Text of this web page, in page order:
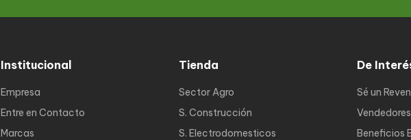
Institucional
Empresa
Entre en Contacto
Marcas
Tienda
Sector Agro
S. Construcción
S. Electrodomesticos
De
Sé un
Vendedores
Beneficios